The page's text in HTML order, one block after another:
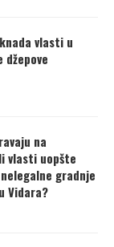
vlasti u
džepove
na
vlasti uopšte
gradnje
Vidara?